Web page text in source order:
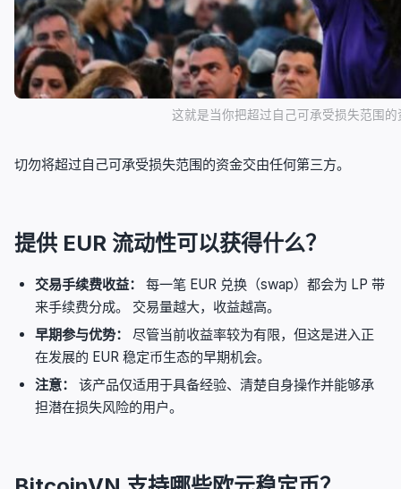
这就是当你把超过自己可承受损失范围
切勿将超过自己可承受损失范围的资金交由任何第三方。
提供 EUR 流动性可以获得什么？
交易手续费收益：
每一笔 EUR 兑换（swap）都会为 LP 带
来手续费分成。 交易量越大，收益越高。
早期参与优势：
尽管当前收益率较为有限，但这是进入正
在发展的 EUR 稳定币生态的早期机会。
注意：
该产品仅适用于具备经验、清楚自身操作并能够承
担潜在损失风险的用户。